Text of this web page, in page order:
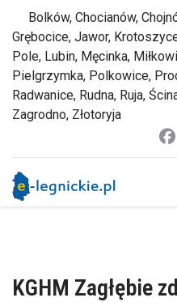
Bolków, Chocianów,
Grębocice, Jawor,
Pole, Lubin, Męcinka,
Pielgrzymka, Polkowice,
Radwanice, Rudna, Ruja,
Zagrodno, Złotoryja
KGHM Zagłębie